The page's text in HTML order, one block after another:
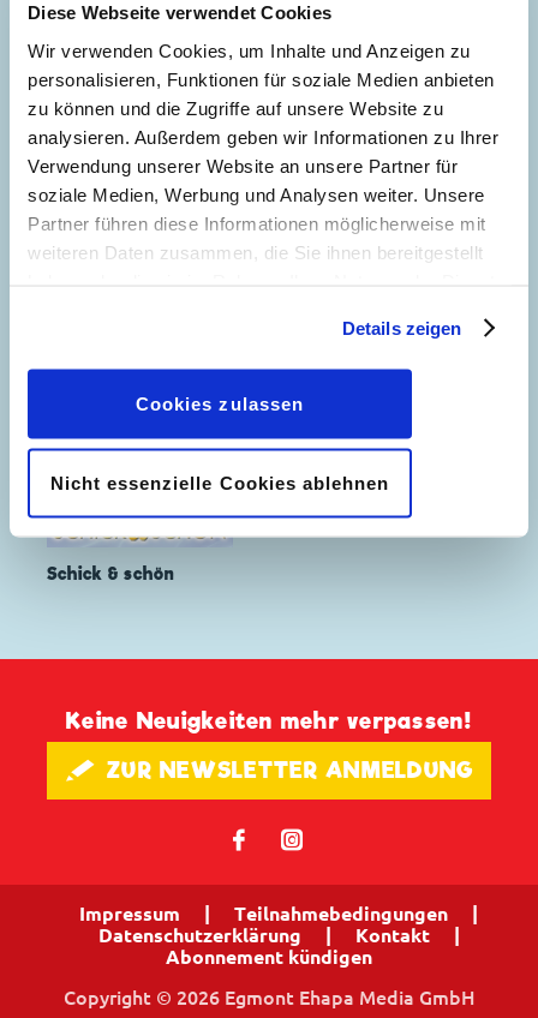
Diese Webseite verwendet Cookies
Wir verwenden Cookies, um Inhalte und Anzeigen zu
personalisieren, Funktionen für soziale Medien anbieten
zu können und die Zugriffe auf unsere Website zu
analysieren. Außerdem geben wir Informationen zu Ihrer
Verwendung unserer Website an unsere Partner für
soziale Medien, Werbung und Analysen weiter. Unsere
Partner führen diese Informationen möglicherweise mit
weiteren Daten zusammen, die Sie ihnen bereitgestellt
geben, können Sie diese jederzeit in der
Datenschutzerklärungwieder widerrufen.
Details zeigen
Cookies zulassen
Nicht essenzielle Cookies ablehnen
Urlaub, wir kommen! Glücksjäger
Schick & schön
Keine Neuigkeiten mehr verpassen!
🖋 ZUR NEWSLETTER ANMELDUNG
𝖿 📷
Impressum Teilnahmebedingungen
Datenschutzerklärung
Kontakt
Abonnement kündigen
Copyright © 2026 Egmont Ehapa Media GmbH